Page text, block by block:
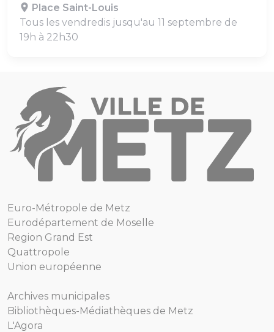
Place Saint-Louis
Tous les vendredis jusqu'au 11 septembre de
19h à 22h30
Euro-Métropole de Metz
Eurodépartement de Moselle
Region Grand Est
Quattropole
Union européenne
Archives municipales
Bibliothèques-Médiathèques de Metz
L'Agora